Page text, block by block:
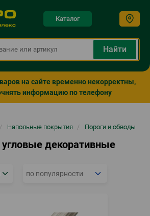
Каталог
на сайте временно некорректны,
информацию по телефону
/ Напольные покрытия / Пороги и обводы
декоративные